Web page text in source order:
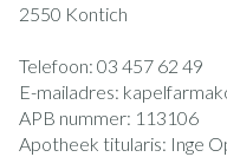
2550 Kontich
Telefoon: 03 457 62 49
E-mailadres:
APB nummer: 113106
Apotheek titularis: Inge